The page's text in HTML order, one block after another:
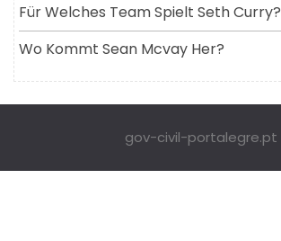
Für Welches Team Spielt Seth Curry?
Wo Kommt Sean Mcvay Her?
gov-civil-portalegre.pt